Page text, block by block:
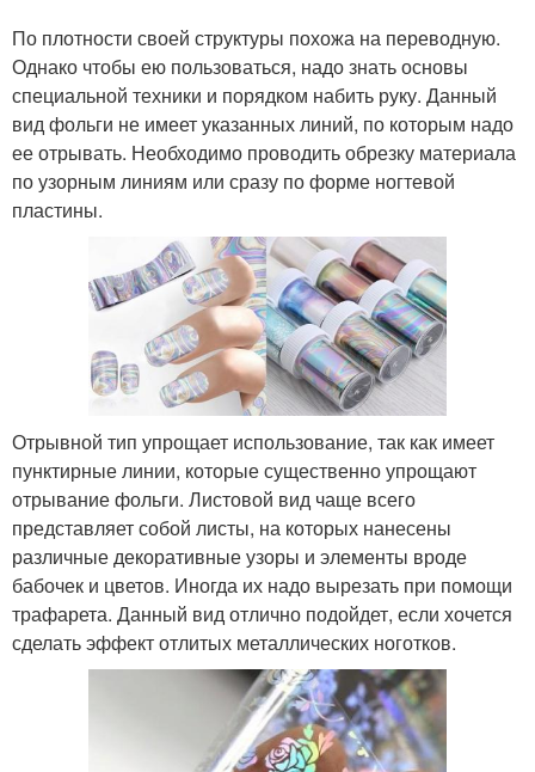
По плотности своей структуры похожа на переводную.
Однако чтобы ею пользоваться, надо знать основы
специальной техники и порядком набить руку. Данный
вид фольги не имеет указанных линий, по которым надо
ее отрывать. Необходимо проводить обрезку материала
по узорным линиям или сразу по форме ногтевой
пластины.
Отрывной тип упрощает использование, так как имеет
пунктирные линии, которые существенно упрощают
отрывание фольги. Листовой вид чаще всего
представляет собой листы, на которых нанесены
различные декоративные узоры и элементы вроде
бабочек и цветов. Иногда их надо вырезать при помощи
трафарета. Данный вид отлично подойдет, если хочется
сделать эффект отлитых металлических ноготков.